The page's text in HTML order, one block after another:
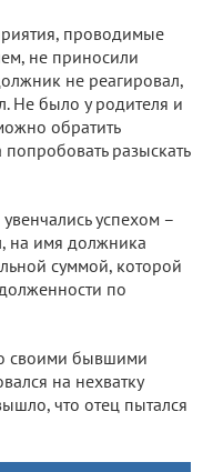
проводимые
не приносили
не реагировал,
Не было у родителя и
обратить
разыскать
успехом –
на имя должника
суммой, которой
по
своими бывшими
на нехватку
что отец пытался